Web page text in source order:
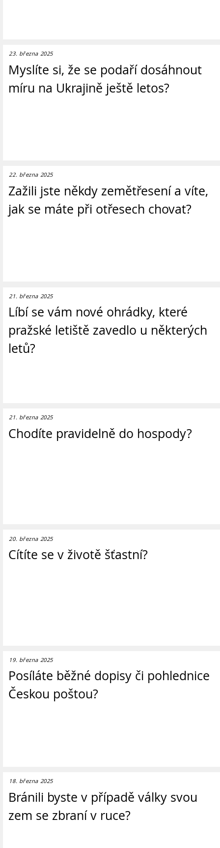
23. března 2025
Myslíte si, že se podaří dosáhnout
míru na Ukrajině ještě letos?
22. března 2025
Zažili jste někdy zemětřesení a víte,
jak se máte při otřesech chovat?
21. března 2025
Líbí se vám nové ohrádky, které
pražské letiště zavedlo u některých
letů?
21. března 2025
Chodíte pravidelně do hospody?
20. března 2025
Cítíte se v životě šťastní?
19. března 2025
Posíláte běžné dopisy či pohlednice
Českou poštou?
18. března 2025
Bránili byste v případě války svou
zem se zbraní v ruce?